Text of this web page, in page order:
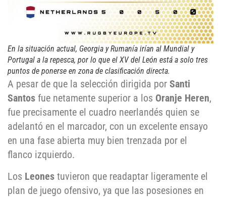
En la situación actual, Georgia y Rumanía irían al Mundial y
Portugal a la repesca, por lo que el XV del León está a solo tres
puntos de ponerse en zona de clasificación directa.
A pesar de que la selección dirigida por Santi
Santos fue netamente superior a los Oranje Heren,
fue precisamente el cuadro neerlandés quien se
adelantó en el marcador, con un excelente ensayo
en una fase abierta muy bien trenzada por el
flanco izquierdo.
Los Leones tuvieron que readaptar ligeramente el
plan de juego ofensivo, ya que las posesiones en